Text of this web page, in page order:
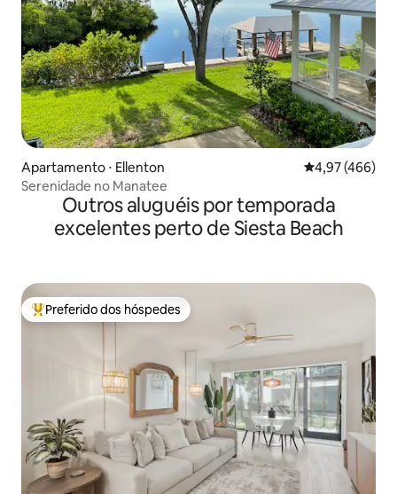
Apartamento ⋅ Ellenton 4,97 de uma
4,97 (466)
Serenidade no Manatee
Outros aluguéis por temporada
excelentes perto de Siesta Beach
Entre os melhores preferidos dos hóspedes
Preferido dos hóspedes